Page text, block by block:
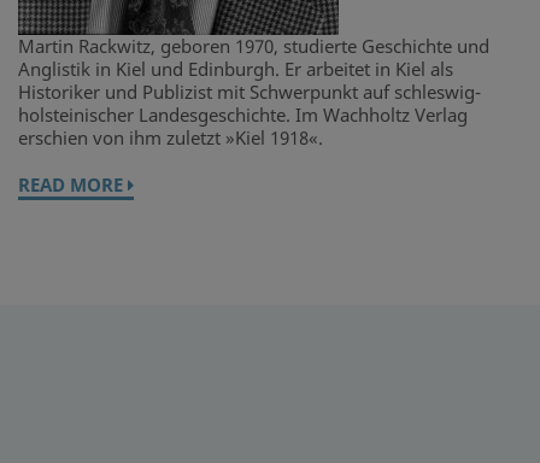
Martin Rackwitz, geboren 1970, studierte Geschichte und
Anglistik in Kiel und Edinburgh. Er arbeitet in Kiel als
Historiker und Publizist mit Schwerpunkt auf schleswig-
holsteinischer Landesgeschichte. Im Wachholtz Verlag
erschien von ihm zuletzt »Kiel 1918«.
READ MORE